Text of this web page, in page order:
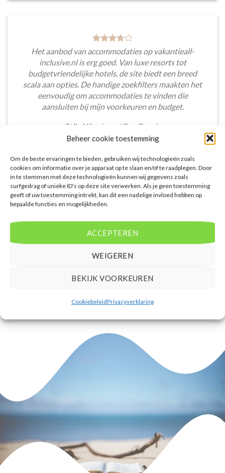
Beheer cookie toestemming
Om de beste ervaringen te bieden, gebruiken wij technologieën zoals
cookies om informatie over je apparaat op te slaan en/of te raadplegen. Door
in te stemmen met deze technologieën kunnen wij gegevens zoals
surfgedrag of unieke ID's op deze site verwerken. Als je geen toestemming
geeft of uw toestemming intrekt, kan dit een nadelige invloed hebben op
bepaalde functies en mogelijkheden.
ACCEPTEREN
WEIGEREN
BEKIJK VOORKEUREN
CookiebeleidPrivacyverklaring
Het aanbod van accommodaties op vakantieall-
inclusive.nl is erg goed. Van luxe resorts tot
budgetvriendelijke hotels, de site biedt een breed
scala aan opties. De handige zoekfilters maakten het
eenvoudig om accommodaties te vinden die
aansluiten bij mijn voorkeuren en budget.
Stijn Wouters / Den Bosch
De aangeboden pakketreizen op de website zijn
handig voor reizigers die graag alles in één keer
regelen. Het aanbod varieert van budget, luxe tot
gezinsvriendelijke vakanties. De pakketten
omvatten accommodatie, vluchten en transfer.
Daarnaast ben ik verrast door de rijke inhoud en
heeft.